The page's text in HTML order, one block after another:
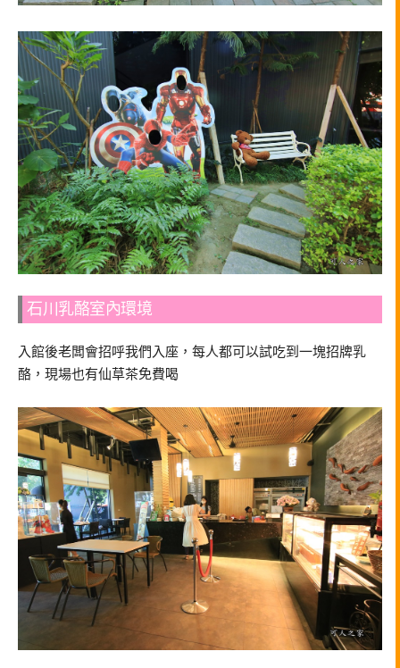
石川乳酪室內環境
入館後老闆會招呼我們入座，每人都可以試吃到一塊招牌乳
酪，現場也有仙草茶免費喝